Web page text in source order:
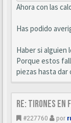
Ahora con las
Has podido
Haber si alguien
Porque estos
piezas hasta dar
Re: Tirones en
#227760 por